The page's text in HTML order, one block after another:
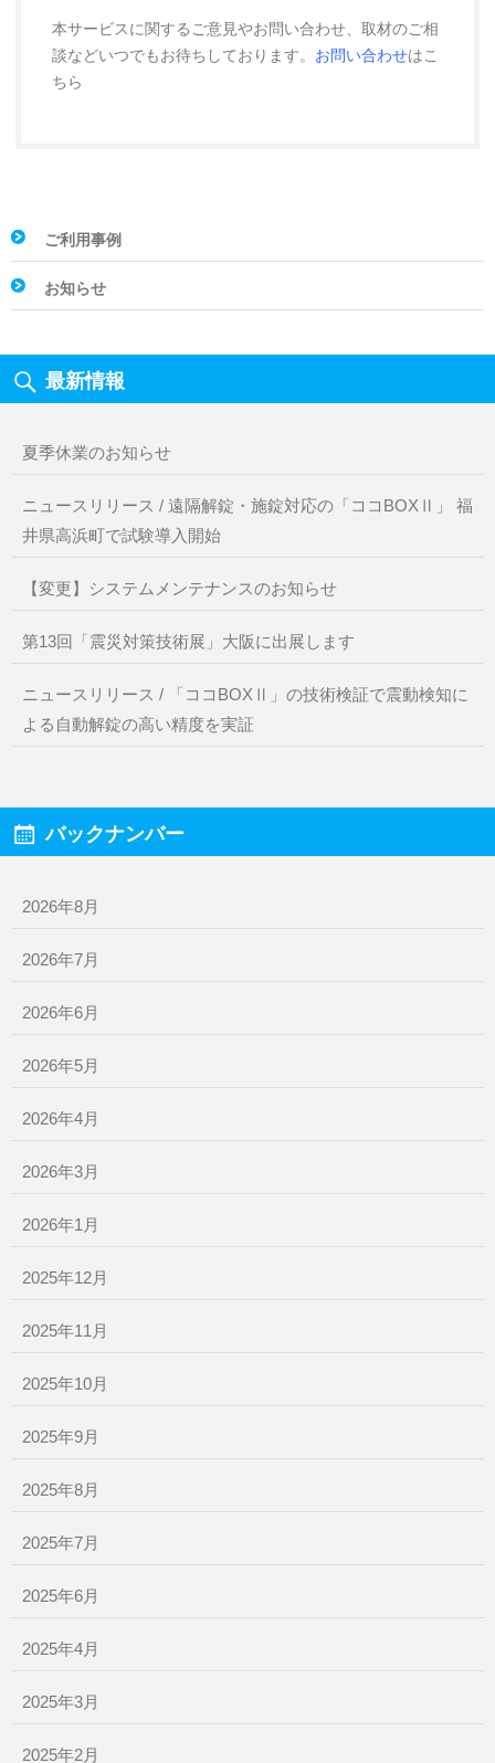
本サービスに関するご意見やお問い合わせ、取材のご相
談などいつでもお待ちしております。 お問い合わせはこ
ちら
ご利用事例
お知らせ
最新情報
夏季休業のお知らせ
ニュースリリース / 遠隔解錠・施錠対応の「ココBOXⅡ」 福
井県高浜町で試験導入開始
【変更】システムメンテナンスのお知らせ
第13回「震災対策技術展」大阪に出展します
ニュースリリース / 「ココBOXⅡ」の技術検証で震動検知に
よる自動解錠の高い精度を実証
バックナンバー
2026年8月
2026年7月
2026年6月
2026年5月
2026年4月
2026年3月
2026年1月
2025年12月
2025年11月
2025年10月
2025年9月
2025年8月
2025年7月
2025年6月
2025年4月
2025年3月
2025年2月